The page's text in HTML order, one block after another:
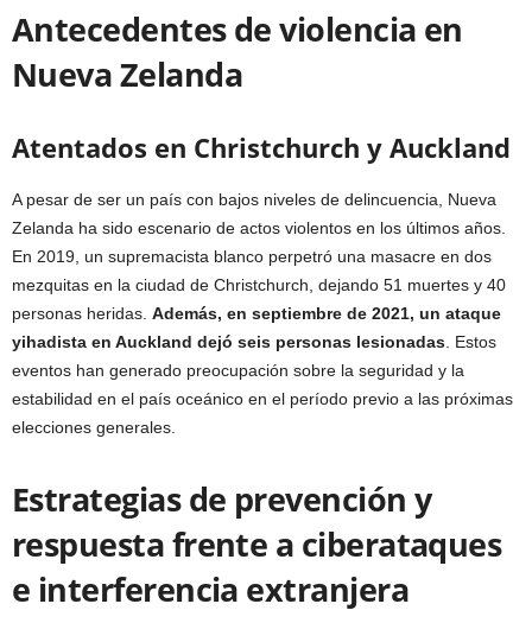
Antecedentes de violencia en
Nueva Zelanda
Atentados en Christchurch y Auckland
A pesar de ser un país con bajos niveles de delincuencia, Nueva
Zelanda ha sido escenario de actos violentos en los últimos años.
En 2019, un supremacista blanco perpetró una masacre en dos
mezquitas en la ciudad de Christchurch, dejando 51 muertes y 40
personas heridas. Además, en septiembre de 2021, un ataque
yihadista en Auckland dejó seis personas lesionadas . Estos
eventos han generado preocupación sobre la seguridad y la
estabilidad en el país oceánico en el período previo a las próximas
elecciones generales.
Estrategias de prevención y
respuesta frente a ciberataques
e interferencia extranjera